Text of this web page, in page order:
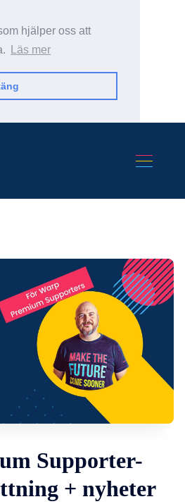
hjälper oss att
Läs mer
Supporter-
+ nyheter